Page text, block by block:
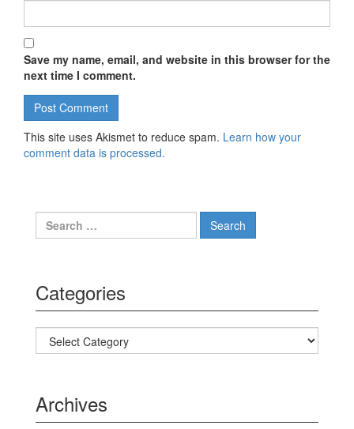
Save my name, email, and website in this browser for the
next time I comment.
This site uses Akismet to reduce spam. Learn how your
comment data is processed.
Search for:
Categories
Categories
Archives